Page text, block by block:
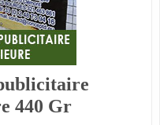
440 Gr